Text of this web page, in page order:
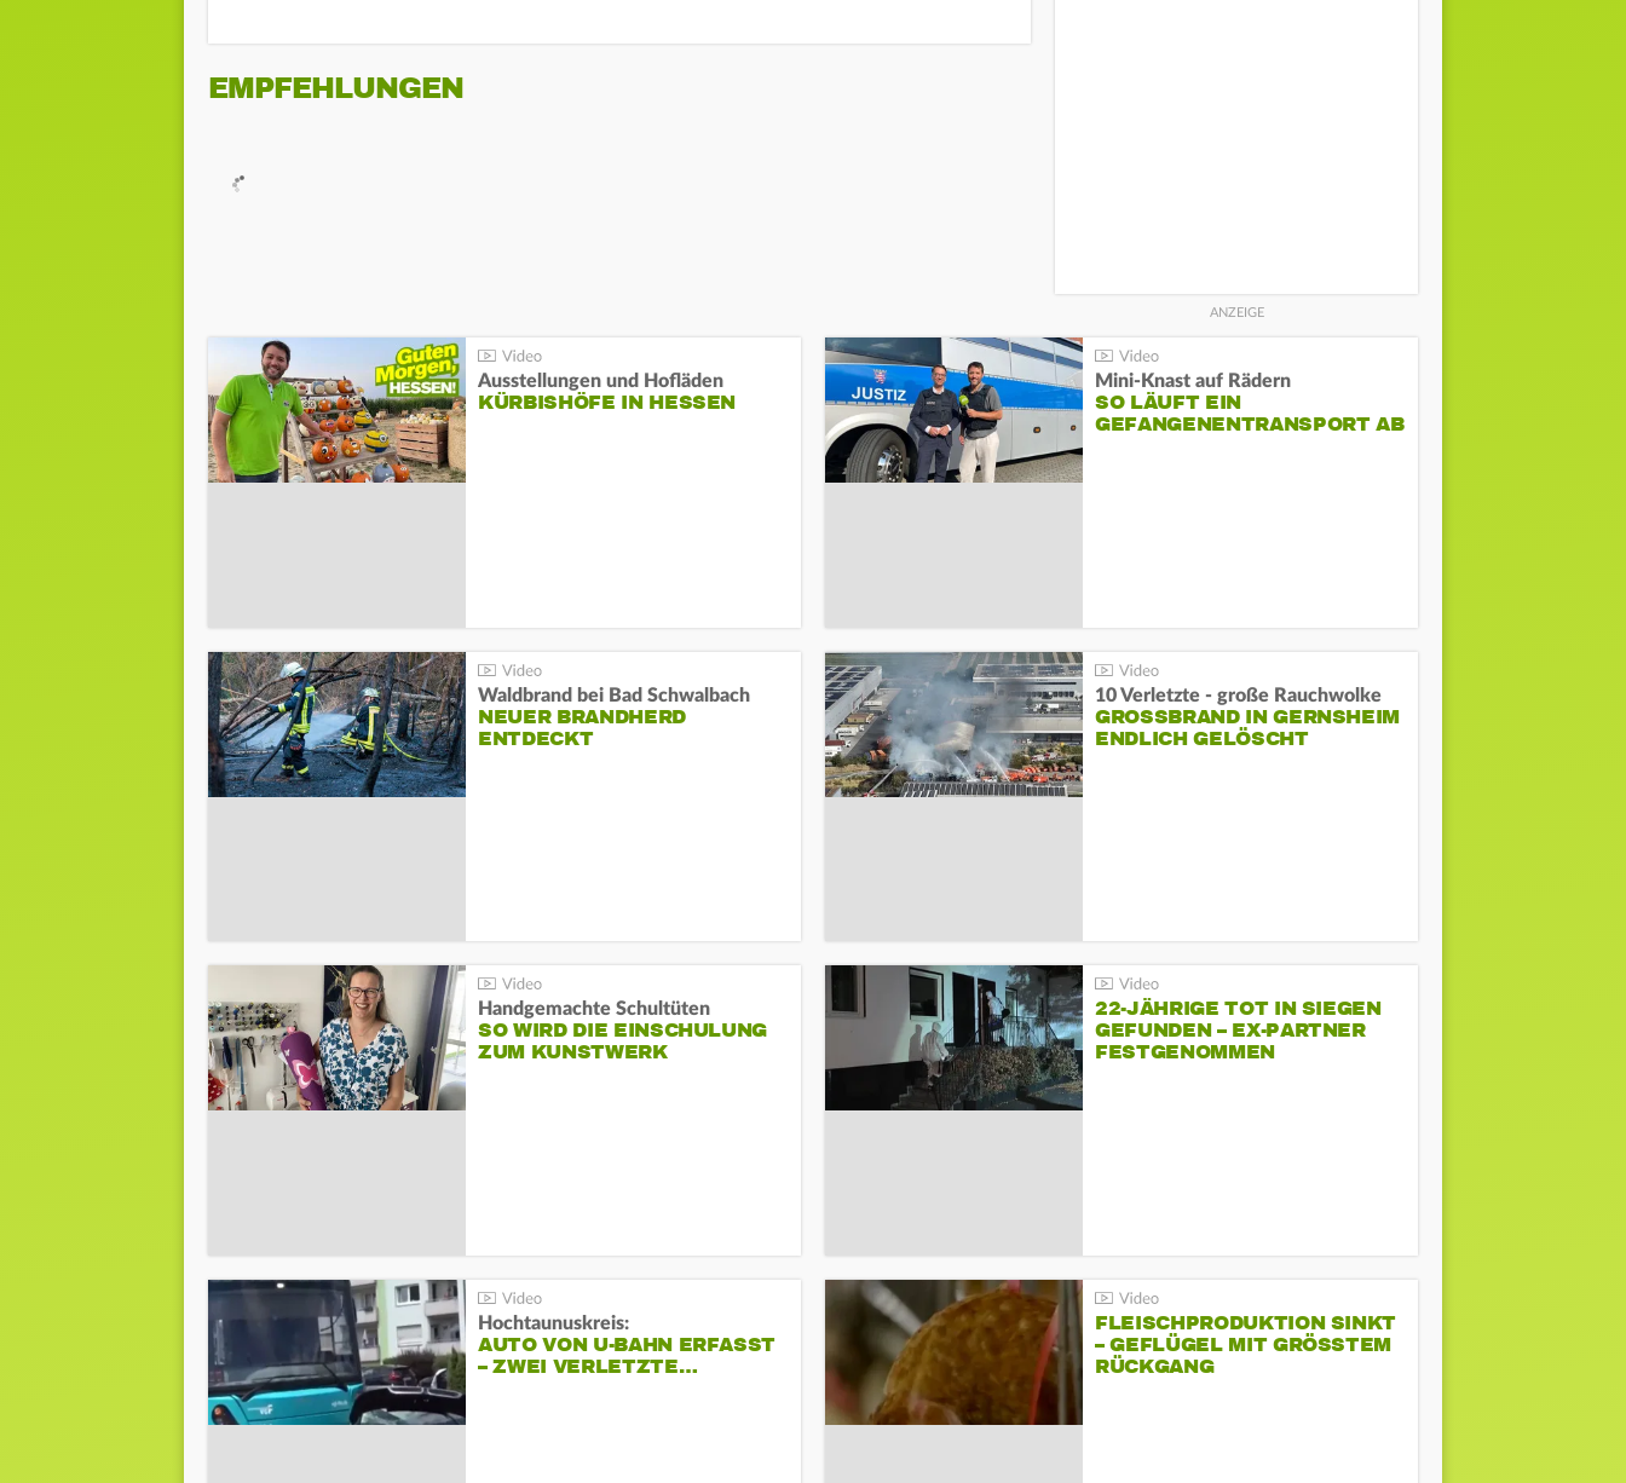
EMPFEHLUNGEN
Ausstellungen und Hofläden
KÜRBISHÖFE IN HESSEN
Mini-Knast auf Rädern
SO LÄUFT EIN
GEFANGENENTRANSPORT AB
Waldbrand bei Bad Schwalbach
NEUER BRANDHERD
ENTDECKT
10 Verletzte - große Rauchwolke
GROSSBRAND IN GERNSHEIM E
NDLICH GELÖSCHT
Handgemachte Schultüten
SO WIRD DIE EINSCHULUNG
ZUM KUNSTWERK
22-JÄHRIGE TOT IN SIEGEN
GEFUNDEN – EX-PARTNER
FESTGENOMMEN
Hochtaunuskreis:
AUTO VON U-BAHN ERFASST
– ZWEI VERLETZTE…
FLEISCHPRODUKTION SINKT
– GEFLÜGEL MIT GRÖSSTEM R
ÜCKGANG